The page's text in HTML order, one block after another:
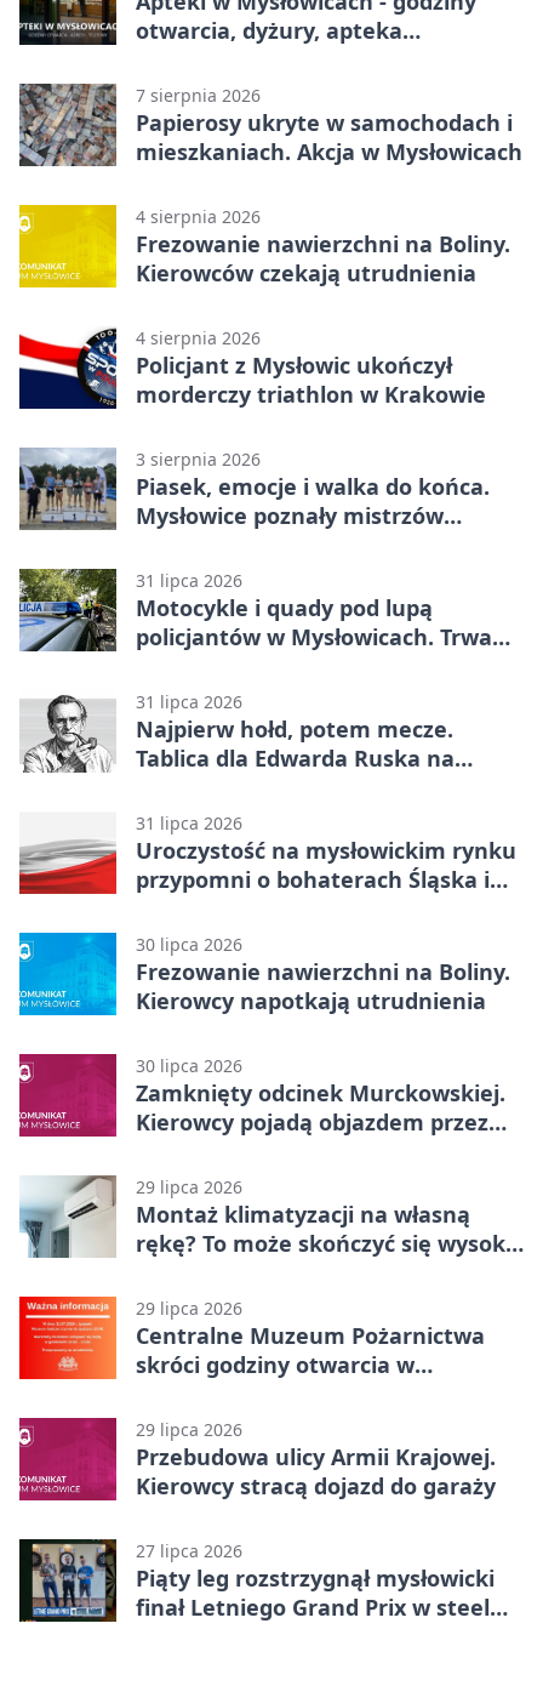
otwarcia, dyżury, apteka
7 sierpnia 2026
Papierosy ukryte w samochodach i
mieszkaniach. Akcja w Mysłowicach
4 sierpnia 2026
Frezowanie nawierzchni na Boliny.
Kierowców czekają utrudnienia
4 sierpnia 2026
Policjant z Mysłowic ukończył
morderczy triathlon w Krakowie
3 sierpnia 2026
Piasek, emocje i walka do końca.
Mysłowice poznały mistrzów
31 lipca 2026
Motocykle i quady pod lupą
policjantów w Mysłowicach. Trwa
31 lipca 2026
Najpierw hołd, potem mecze.
Tablica dla Edwarda Ruska na
31 lipca 2026
Uroczystość na mysłowickim rynku
przypomni o bohaterach Śląska i
30 lipca 2026
Frezowanie nawierzchni na Boliny.
Kierowcy napotkają utrudnienia
30 lipca 2026
Zamknięty odcinek Murckowskiej.
Kierowcy pojadą objazdem przez
29 lipca 2026
Montaż klimatyzacji na własną
rękę? To może skończyć się wysoką
29 lipca 2026
Centralne Muzeum Pożarnictwa
skróci godziny otwarcia w
29 lipca 2026
Przebudowa ulicy Armii Krajowej.
Kierowcy stracą dojazd do garaży
27 lipca 2026
Piąty leg rozstrzygnął mysłowicki
finał Letniego Grand Prix w steel